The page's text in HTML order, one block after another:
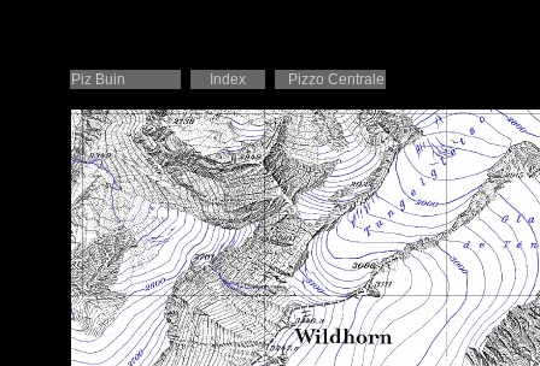
Piz Buin Index Pizzo Centrale